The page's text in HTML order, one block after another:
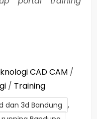
CAD CAM /
/ Training
dan 3d Bandung ,